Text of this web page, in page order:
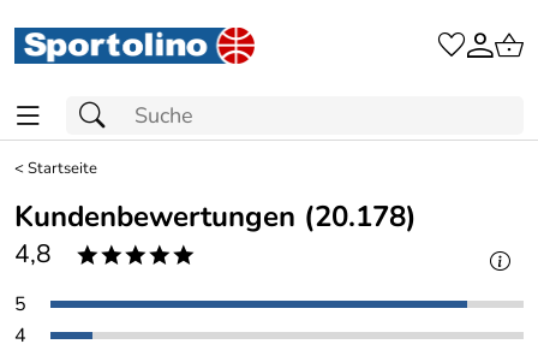
<Startseite
Kundenbewertungen (20.178)
4,8 *****
5
4